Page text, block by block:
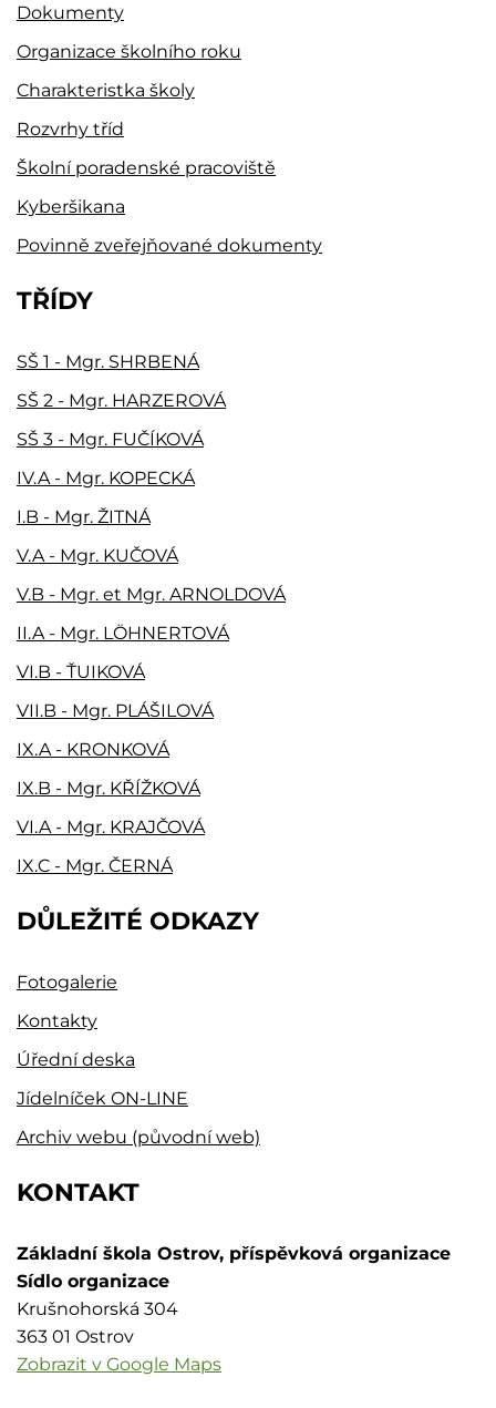
Dokumenty
Organizace školního roku
Charakteristka školy
Rozvrhy tříd
Školní poradenské pracoviště
Kyberšikana
Povinně zveřejňované dokumenty
TŘÍDY
SŠ 1 - Mgr. SHRBENÁ
SŠ 2 - Mgr. HARZEROVÁ
SŠ 3 - Mgr. FUČÍKOVÁ
IV.A - Mgr. KOPECKÁ
I.B - Mgr. ŽITNÁ
V.A - Mgr. KUČOVÁ
V.B - Mgr. et Mgr. ARNOLDOVÁ
II.A - Mgr. LÖHNERTOVÁ
VI.B - ŤUIKOVÁ
VII.B - Mgr. PLÁŠILOVÁ
IX.A - KRONKOVÁ
IX.B - Mgr. KŘÍŽKOVÁ
VI.A - Mgr. KRAJČOVÁ
IX.C - Mgr. ČERNÁ
DŮLEŽITÉ ODKAZY
Fotogalerie
Kontakty
Úřední deska
Jídelníček ON-LINE
Archiv webu (původní web)
KONTAKT
Základní škola Ostrov, příspěvková organizace
Sídlo organizace
Krušnohorská 304
363 01 Ostrov
Zobrazit v Google Maps